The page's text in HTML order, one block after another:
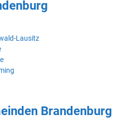
Lausitz
Brandenburg